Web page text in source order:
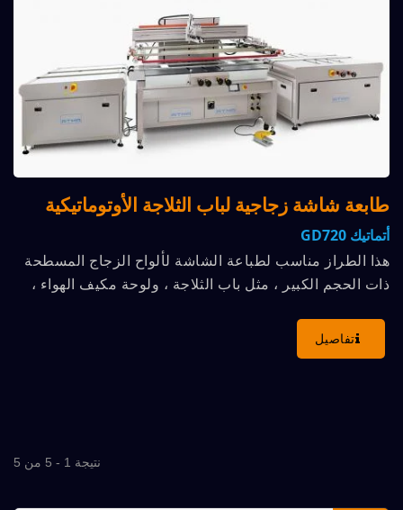
طابعة شاشة زجاجية لباب الثلاجة الأوتوماتيكية
أتماتيك GD720
هذا الطراز مناسب لطباعة الشاشة لألواح الزجاج المسطحة
ذات الحجم الكبير ، مثل باب الثلاجة ، ولوحة مكيف الهواء ،
تفاصيل
نتيجة 1 - 5 من 5